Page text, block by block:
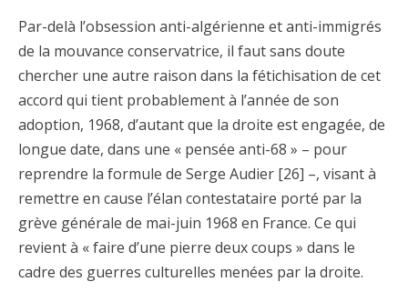
Par-delà l’obsession anti-algérienne et anti-immigrés
de la mouvance conservatrice, il faut sans doute
chercher une autre raison dans la fétichisation de cet
accord qui tient probablement à l’année de son
adoption, 1968, d’autant que la droite est engagée, de
longue date, dans une « pensée anti-68 » – pour
reprendre la formule de Serge Audier [26] –, visant à
remettre en cause l’élan contestataire porté par la
grève générale de mai-juin 1968 en France. Ce qui
revient à « faire d’une pierre deux coups » dans le
cadre des guerres culturelles menées par la droite.